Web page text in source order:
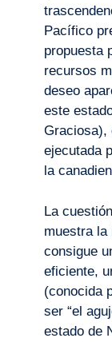
Pacífico
propuesta
recursos
deseo
este
Graciosa),
ejecutada
la
La
muestra la
consigue
eficiente,
(conocida
ser “el
estado de